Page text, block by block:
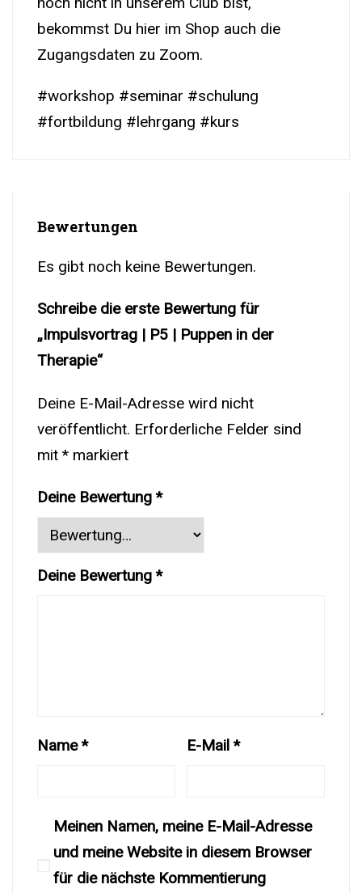
bekommst Du hier im Shop auch die
Zugangsdaten zu Zoom.
#workshop #seminar #schulung
#fortbildung #lehrgang #kurs
Bewertungen
Es gibt noch keine Bewertungen.
Schreibe die erste Bewertung für
„Impulsvortrag | P5 | Puppen in der
Therapie“
Deine E-Mail-Adresse wird nicht
veröffentlicht. Erforderliche Felder sind
mit * markiert
Deine Bewertung*
Deine Bewertung*
Name* E-Mail*
Meinen Namen, meine E-Mail-Adresse
und meine Website in diesem Browser
für die nächste Kommentierung